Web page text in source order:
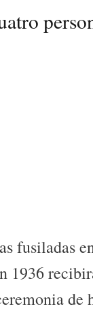
fusiladas
de